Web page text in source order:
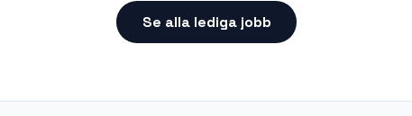
Se alla lediga jobb